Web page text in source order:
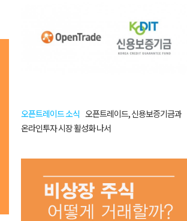
오픈트레이드 소식 오픈트레이드, 신용보증기금과
온라인투자 시장 활성화 나서